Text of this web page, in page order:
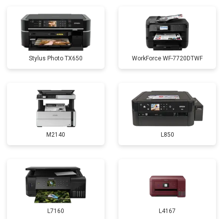
Stylus Photo TX650 WorkForce WF-7720DTWF
M2140 L850
L7160 L4167